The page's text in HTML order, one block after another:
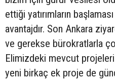
ettiği yatırımların
avantajdır. Son Ankara
ve gerekse bürokratlarla
Elimizdeki mevcut projeleri
yeni birkaç ek proje de